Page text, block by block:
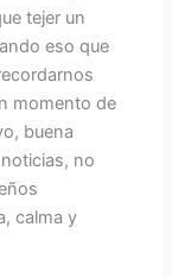
tejer un
eso que
momento de
buena
no
calma y